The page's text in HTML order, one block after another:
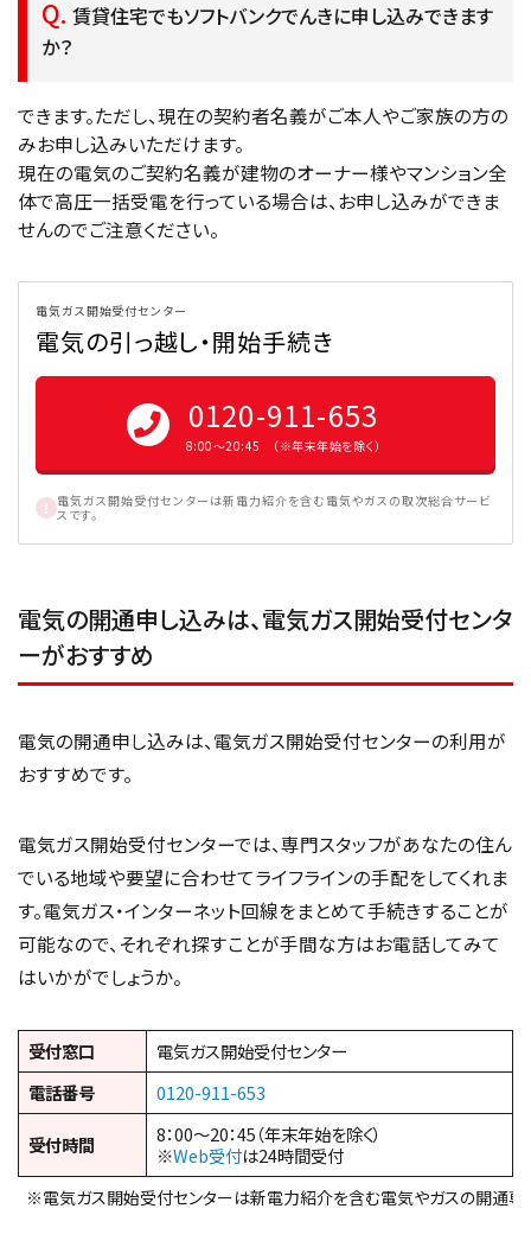
賃貸住宅でもソフトバンクでんきに申し込みできます
か？
できます。ただし、現在の契約者名義がご本人やご家族の方の
みお申し込みいただけます。
現在の電気のご契約名義が建物のオーナー様やマンション全
体で高圧一括受電を行っている場合は、お申し込みができま
せんのでご注意ください。
電気ガス開始受付センター
電気の引っ越し・開始手続き
0120-911-653
8:00〜20:45 （※年末年始を除く）
電気ガス開始受付センターは新電力紹介を含む電気やガスの取次総合サービ
スです。
電気の開通申し込みは、電気ガス開始受付センタ
ーがおすすめ
電気の開通申し込みは、電気ガス開始受付センターの利用が
おすすめです。
電気ガス開始受付センターでは、専門スタッフがあなたの住ん
でいる地域や要望に合わせてライフラインの手配をしてくれま
す。電気ガス・インターネット回線をまとめて手続きすることが
可能なので、それぞれ探すことが手間な方はお電話してみて
はいかがでしょうか。
受付窓口
電気ガス開始受付センター
電話番号
0120-911-653
受付時間
8：00～20：45（年末年始を除く）
※Web受付は24時間受付
※電気ガス開始受付センターは新電力紹介を含む電気やガスの開通専